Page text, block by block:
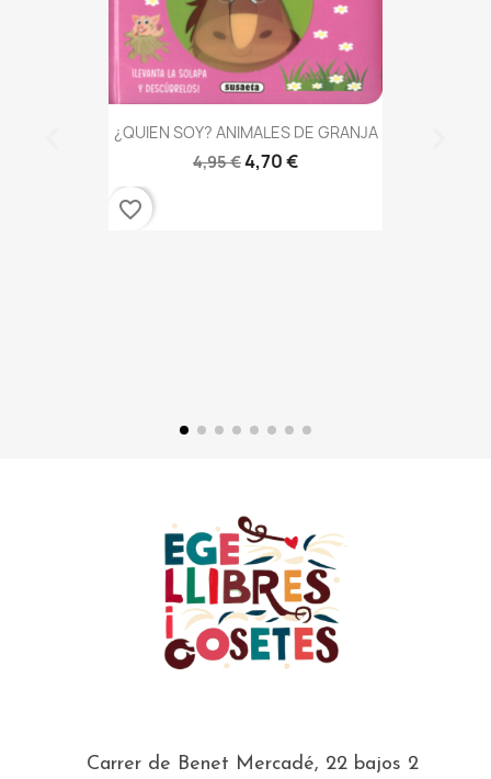
¿QUIEN SOY? ANIMALES DE GRANJA
4,95 €4,70 €
favorite_border
Carrer de Benet Mercadé, 22 bajos 2